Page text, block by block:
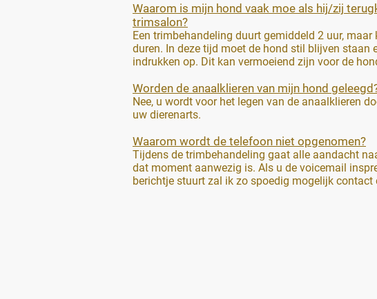
Waarom is mijn hond vaak moe als hij/zij
trimsalon?
Een trimbehandeling duurt gemiddeld 2 uur, maar
duren. In deze tijd moet de hond stil blijven staan
indrukken op. Dit kan vermoeiend zijn voor de
Worden de anaalklieren van mijn hond
Nee, u wordt voor het legen van de anaalklieren
uw dierenarts.
Waarom wordt de telefoon niet opgenomen?
Tijdens de trimbehandeling gaat alle aandacht
dat moment aanwezig is. Als u de voicemail
berichtje stuurt zal ik zo spoedig mogelijk contact